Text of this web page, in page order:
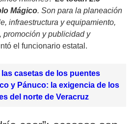
Mágico. Son para la planeación
infraestructura y equipamiento,
promoción y publicidad y
el funcionario estatal.
las casetas de los puentes
y Pánuco: la exigencia de los
del norte de Veracruz